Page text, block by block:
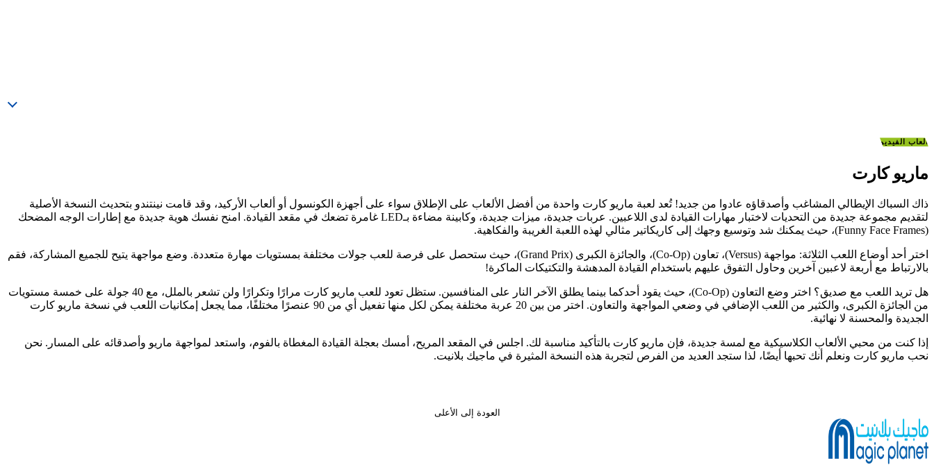
ألعاب الفيديو
ماريو كارت
ذاك السباك الإيطالي المشاغب وأصدقاؤه عادوا من جديد! تُعد لعبة ماريو كارت واحدة من أفضل الألعاب على الإطلاق سواء على أجهزة الكونسول أو ألعاب الأركيد، وقد قامت نينتندو بتحديث النسخة الأصلية
لتقديم مجموعة جديدة من التحديات لاختبار مهارات القيادة لدى اللاعبين. عربات جديدة، ميزات جديدة، وكابينة مضاءة بـLED غامرة تضعك في مقعد القيادة. امنح نفسك هوية جديدة مع إطارات الوجه المضحك
(Funny Face Frames)، حيث يمكنك شد وتوسيع وجهك إلى كاريكاتير مثالي لهذه اللعبة الغريبة والفكاهية.
اختر أحد أوضاع اللعب الثلاثة: مواجهة (Versus)، تعاون (Co-Op)، والجائزة الكبرى (Grand Prix)، حيث ستحصل على فرصة للعب جولات مختلفة بمستويات مهارة متعددة. وضع مواجهة يتيح للجميع المشاركة، فقم
بالارتباط مع أربعة لاعبين آخرين وحاول التفوق عليهم باستخدام القيادة المدهشة والتكتيكات الماكرة!
هل تريد اللعب مع صديق؟ اختر وضع التعاون (Co-Op)، حيث يقود أحدكما بينما يطلق الآخر النار على المنافسين. ستظل تعود للعب ماريو كارت مرارًا وتكرارًا ولن تشعر بالملل، مع 40 جولة على خمسة مستويات
من الجائزة الكبرى، والكثير من اللعب الإضافي في وضعي المواجهة والتعاون. اختر من بين 20 عربة مختلفة يمكن لكل منها تفعيل أي من 90 عنصرًا مختلفًا، مما يجعل إمكانيات اللعب في نسخة ماريو كارت
الجديدة والمحسنة لا نهائية.
إذا كنت من محبي الألعاب الكلاسيكية مع لمسة جديدة، فإن ماريو كارت بالتأكيد مناسبة لك. اجلس في المقعد المريح، أمسك بعجلة القيادة المغطاة بالفوم، واستعد لمواجهة ماريو وأصدقائه على المسار. نحن
نحب ماريو كارت ونعلم أنك تحبها أيضًا، لذا ستجد العديد من الفرص لتجربة هذه النسخة المثيرة في ماجيك بلانيت.
العودة إلى الأعلى